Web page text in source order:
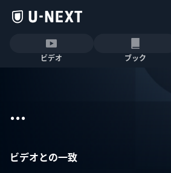
ビデオ ブック
...
ビデオとの一致